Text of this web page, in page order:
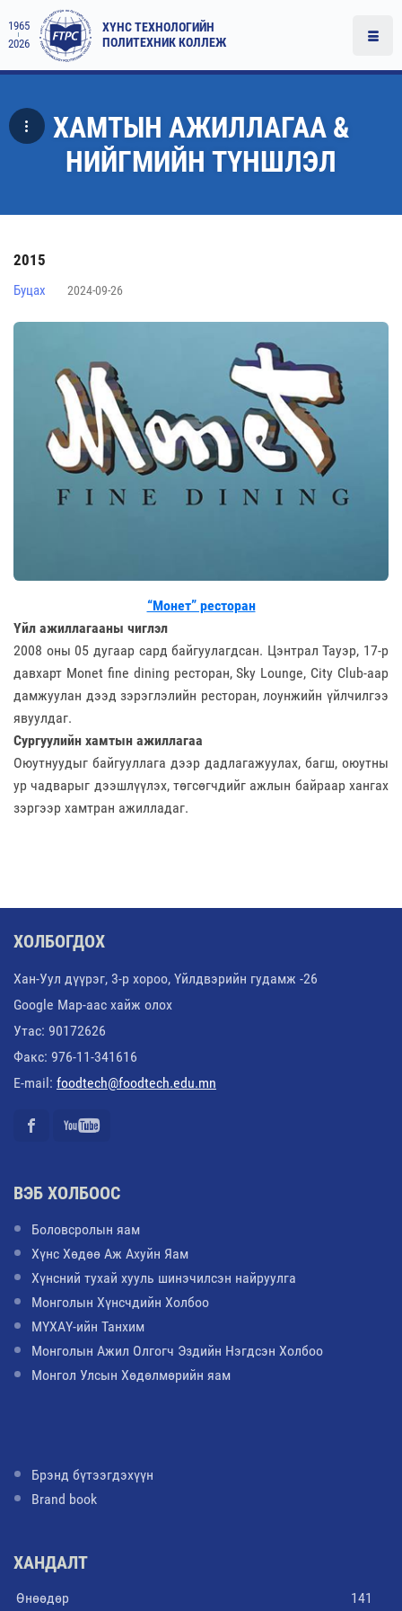
1965
2026
ХҮНС ТЕХНОЛОГИЙН
ПОЛИТЕХНИК КОЛЛЕЖ
ХАМТЫН АЖИЛЛАГАА &
НИЙГМИЙН ТҮНШЛЭЛ
2015
Буцах 2024-09-26
“Монет” ресторан
Үйл ажиллагааны чиглэл
2008 оны 05 дугаар сард байгуулагдсан. Цэнтрал Тауэр, 17-р
давхарт Monet fine dining ресторан, Sky Lounge, City Club-аар
дамжуулан дээд зэрэглэлийн ресторан, лоунжийн үйлчилгээ
явуулдаг.
Сургуулийн хамтын ажиллагаа
Оюутнуудыг байгууллага дээр дадлагажуулах, багш, оюутны
ур чадварыг дээшлүүлэх, төгсөгчдийг ажлын байраар хангах
зэргээр хамтран ажилладаг.
ХОЛБОГДОХ
Хан-Уул дүүрэг, 3-р хороо, Үйлдвэрийн гудамж -26
Google Map-аас хайж олох
Утас: 90172626
Факс: 976-11-341616
E-mail: foodtech@foodtech.edu.mn
ВЭБ ХОЛБООС
Боловсролын яам
Хүнс Хөдөө Аж Ахуйн Яам
Хүнсний тухай хууль шинэчилсэн найруулга
Монголын Хүнсчдийн Холбоо
МҮХАҮ-ийн Танхим
Монголын Ажил Олгогч Эздийн Нэгдсэн Холбоо
Монгол Улсын Хөдөлмөрийн яам
Брэнд бүтээгдэхүүн
Brand book
ХАНДАЛТ
Өнөөдөр
141